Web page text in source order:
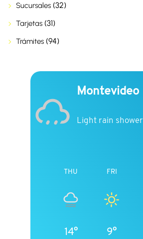
Sucursales (32)
Tarjetas (31)
Trámites (94)
Montevideo
Light rain shower
THU
14°
FRI
9°